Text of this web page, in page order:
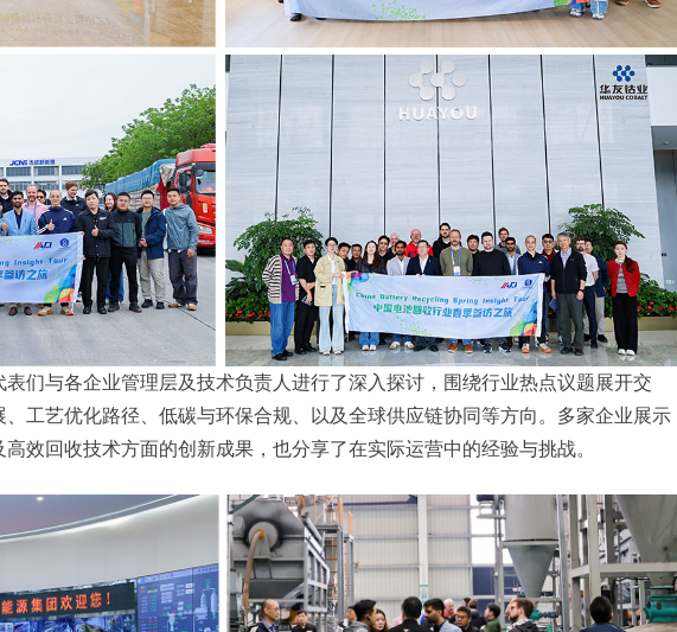
们与各企业管理层及技术负责人进行了深入探讨，围绕行业热点议题展开交
工艺优化路径、低碳与环保合规、以及全球供应链协同等方向。多家企业展示
效回收技术方面的创新成果，也分享了在实际运营中的经验与挑战。